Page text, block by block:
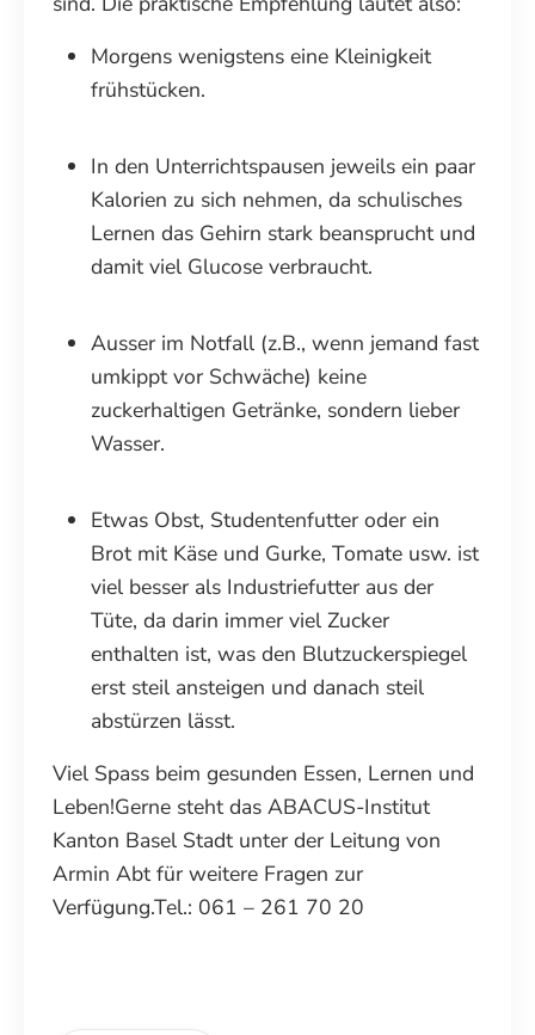
Morgens wenigstens eine Kleinigkeit
frühstücken.
In den Unterrichtspausen jeweils ein paar
Kalorien zu sich nehmen, da schulisches
Lernen das Gehirn stark beansprucht und
damit viel Glucose verbraucht.
Ausser im Notfall (z.B., wenn jemand fast
umkippt vor Schwäche) keine
zuckerhaltigen Getränke, sondern lieber
Wasser.
Etwas Obst, Studentenfutter oder ein
Brot mit Käse und Gurke, Tomate usw. ist
viel besser als Industriefutter aus der
Tüte, da darin immer viel Zucker
enthalten ist, was den Blutzuckerspiegel
erst steil ansteigen und danach steil
abstürzen lässt.
Viel Spass beim gesunden Essen, Lernen und
Leben!Gerne steht das ABACUS-Institut
Kanton Basel Stadt unter der Leitung von
Armin Abt für weitere Fragen zur
Verfügung.Tel.: 061 – 261 70 20